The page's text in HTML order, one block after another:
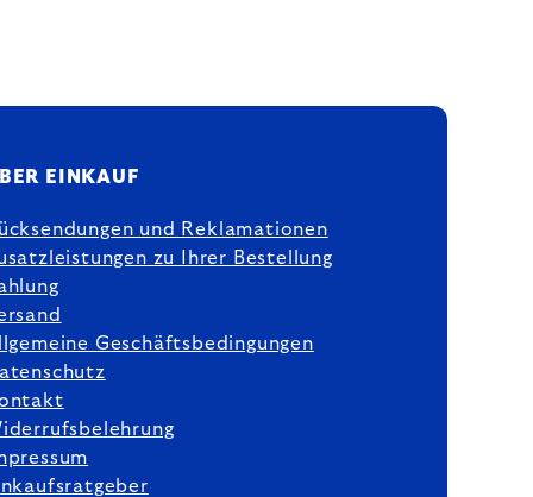
EINKAUF
und Reklamationen
zu Ihrer Bestellung
Geschäftsbedingungen